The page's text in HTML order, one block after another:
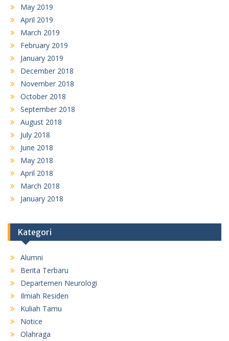
May 2019
April 2019
March 2019
February 2019
January 2019
December 2018
November 2018
October 2018
September 2018
August 2018
July 2018
June 2018
May 2018
April 2018
March 2018
January 2018
Kategori
Alumni
Berita Terbaru
Departemen Neurologi
Ilmiah Residen
Kuliah Tamu
Notice
Olahraga